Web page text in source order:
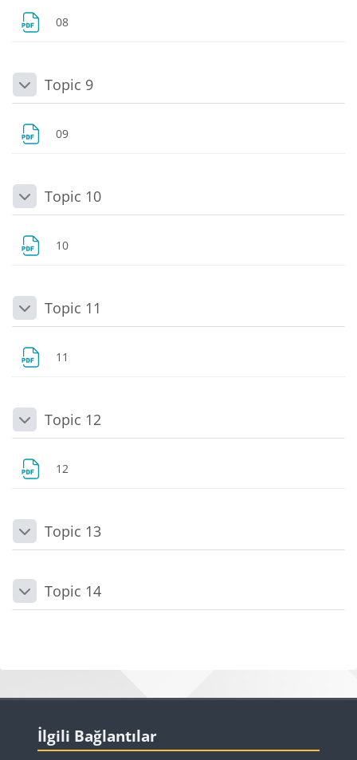
08
DaraltTopic 9
09
DaraltTopic 10
10
DaraltTopic 11
11
DaraltTopic 12
12
DaraltTopic 13
DaraltTopic 14
Bloklar
İlgili Bağlantılar